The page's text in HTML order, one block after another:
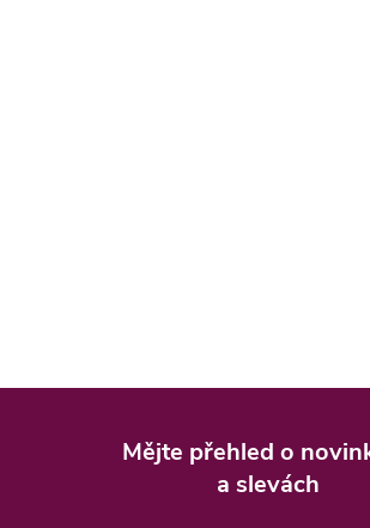
Mějte přehled o
a slevách